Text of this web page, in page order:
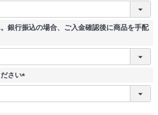
(
須
銀行振込の場合、ご入金確認後に商品を手配
さい
(